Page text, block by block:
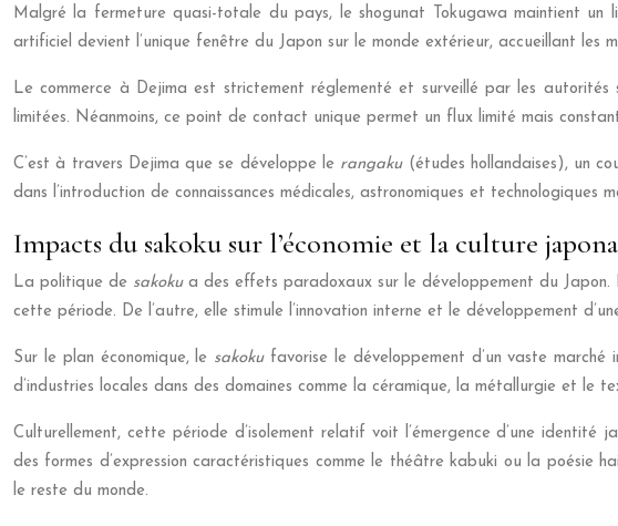
Malgré la fermeture quasi-totale du pays, le shogunat Tokugawa maintient
artificiel devient l’unique fenêtre du Japon sur le monde extérieur, accueillant les
Le commerce à Dejima est strictement réglementé et surveillé par les
limitées. Néanmoins, ce point de contact unique permet un flux limité mais
C’est à travers Dejima que se développe le rangaku (études hollandaises), un
dans l’introduction de connaissances médicales, astronomiques et
Impacts du sakoku sur l’économie et la culture
La politique de sakoku a des effets paradoxaux sur le développement du Japon.
cette période. De l’autre, elle stimule l’innovation interne et le développement
Sur le plan économique, le sakoku favorise le développement d’un vaste marché
d’industries locales dans des domaines comme la céramique, la métallurgie et le
Culturellement, cette période d’isolement relatif voit l’émergence d’une
des formes d’expression caractéristiques comme le théâtre kabuki ou la poésie
le reste du monde.